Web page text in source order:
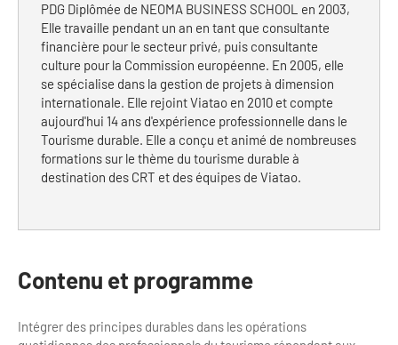
Chiffres Annuels
Chiffres clés de la destination
Repères annuel
Formations inter-filières
Formations OT
Ateliers
Matinales
Webinaires
Bilan des actions de professionnalisation
Améliorer l’expérience de vos visiteurs
Musée - Monuments - Châteaux
Croisiéristes/Bateaux
Parcs d’attractions et animaliers
Cabarets et casino
Expériences et visites
City Tours
PDG Diplômée de NEOMA BUSINESS SCHOOL en 2003,
Elle travaille pendant un an en tant que consultante
financière pour le secteur privé, puis consultante
culture pour la Commission européenne. En 2005, elle
se spécialise dans la gestion de projets à dimension
internationale. Elle rejoint Viatao en 2010 et compte
aujourd'hui 14 ans d'expérience professionnelle dans le
Tourisme durable. Elle a conçu et animé de nombreuses
formations sur le thème du tourisme durable à
destination des CRT et des équipes de Viatao.
Contenu et programme
Intégrer des principes durables dans les opérations